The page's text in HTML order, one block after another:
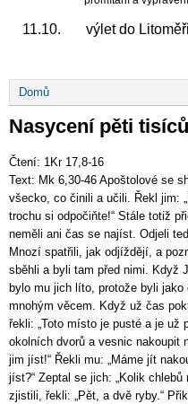
11.10. výlet do
Drobečková
navigace
Domů
Nasycení pěti
Čtení: 1Kr 17,8-16
Text: Mk 6,30-46 Apoštolové se
všecko, co činili a učili. Řekl jim:
trochu si odpočiňte!“ Stále totiž
neměli ani čas se najíst. Odjeli
Mnozí spatřili, jak odjíždějí, a
sběhli a byli tam před nimi. Když
bylo mu jich líto, protože byli
mnohým věcem. Když už čas
řekli: „Toto místo je pusté a je už
okolních dvorů a vesnic nakoupit
jim jíst!“ Řekli mu: „Máme jít
jíst?“ Zeptal se jich: „Kolik
zjistili, řekli: „Pět, a dvě ryby.“